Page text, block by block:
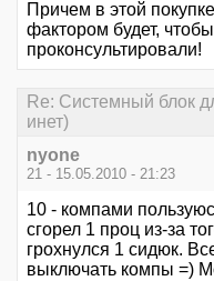
Причем в этой
фактором будет,
проконсультировали!
Re: Системный блок
инет)
nyone
21 - 15.05.2010 - 21:23
10 - компами
сгорел 1 проц из-за
грохнулся 1 сидюк.
выключать компы =)